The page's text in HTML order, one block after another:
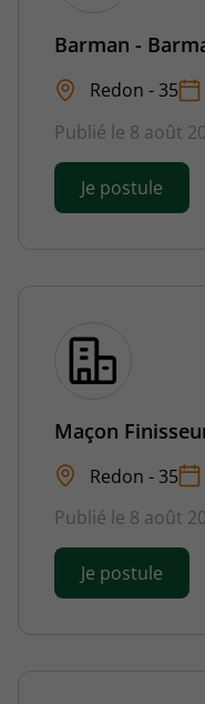
Barman -
Redon - 35
Publié le 8 août
Je postule
Maçon
Redon - 35
Publié le 8 août
Je postule